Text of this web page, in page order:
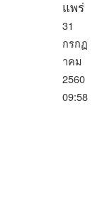
แพร่
31
กรกฏ
าคม
2560
09:58